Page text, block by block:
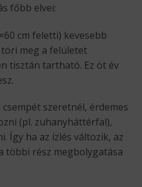
főbb elvei:
cm feletti) kevesebb
meg a felületet
tisztán tartható. Ez öt év
szeretnél, érdemes
(pl. zuhanyháttérfal),
Így ha az ízlés változik, az
többi rész megbolygatása